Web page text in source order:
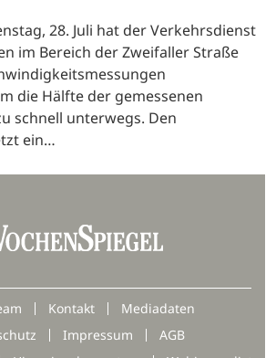
28. Juli hat der Verkehrsdienst
im Bereich der Zweifaller Straße
die Hälfte der gemessenen
schnell unterwegs. Den
ein…
Kontakt
Mediadaten
Impressum
AGB